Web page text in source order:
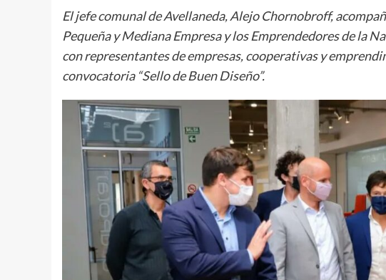
El jefe comunal de Avellaneda, Alejo Chornobroff,
Pequeña y Mediana Empresa y los Emprendedores de la
con representantes de empresas, cooperativas y
convocatoria “Sello de Buen Diseño”.